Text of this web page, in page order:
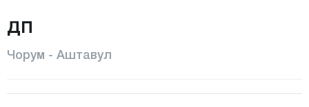
КАРГЫ
МЕДЖИТОЗУ
ДП
Чорум - Аштавул